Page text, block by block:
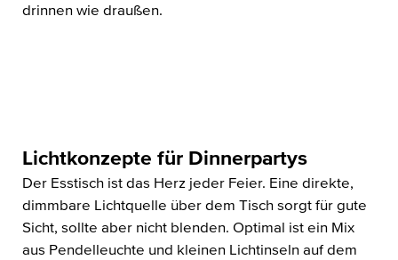
drinnen wie draußen.
Lichtkonzepte für Dinnerpartys
Der Esstisch ist das Herz jeder Feier. Eine direkte,
dimmbare Lichtquelle über dem Tisch sorgt für gute
Sicht, sollte aber nicht blenden. Optimal ist ein Mix
aus Pendelleuchte und kleinen Lichtinseln auf dem